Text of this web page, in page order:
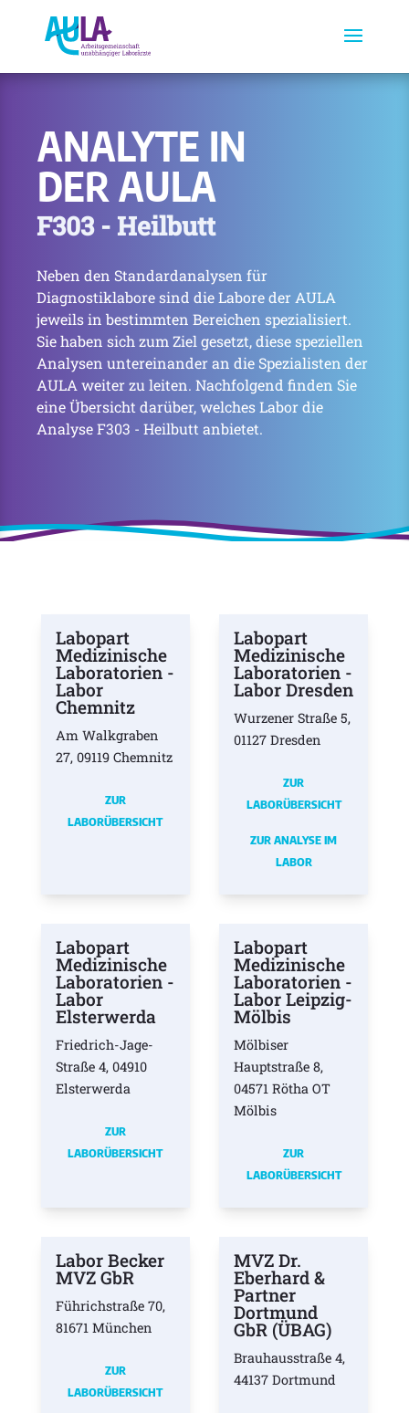
ANALYTE IN
DER AULA
F303 - Heilbutt
Neben den Standardanalysen für
Diagnostiklabore sind die Labore der AULA
jeweils in bestimmten Bereichen spezialisiert.
Sie haben sich zum Ziel gesetzt, diese speziellen
Analysen untereinander an die Spezialisten der
AULA weiter zu leiten. Nachfolgend finden Sie
eine Übersicht darüber, welches Labor die
Analyse F303 - Heilbutt anbietet.
Labopart
Medizinische
Laboratorien -
Labor
Chemnitz
Am Walkgraben
27, 09119 Chemnitz
ZUR
LABORÜBERSICHT
Labopart
Medizinische
Laboratorien -
Labor Dresden
Wurzener Straße 5,
01127 Dresden
ZUR
LABORÜBERSICHT
ZUR ANALYSE IM
LABOR
Labopart
Medizinische
Laboratorien -
Labor
Elsterwerda
Friedrich-Jage-
Straße 4, 04910
Elsterwerda
ZUR
LABORÜBERSICHT
Labopart
Medizinische
Laboratorien -
Labor Leipzig-
Mölbis
Mölbiser
Hauptstraße 8,
04571 Rötha OT
Mölbis
ZUR
LABORÜBERSICHT
Labor Becker
MVZ GbR
Führichstraße 70,
81671 München
ZUR
LABORÜBERSICHT
MVZ Dr.
Eberhard &
Partner
Dortmund
GbR (ÜBAG)
Brauhausstraße 4,
44137 Dortmund